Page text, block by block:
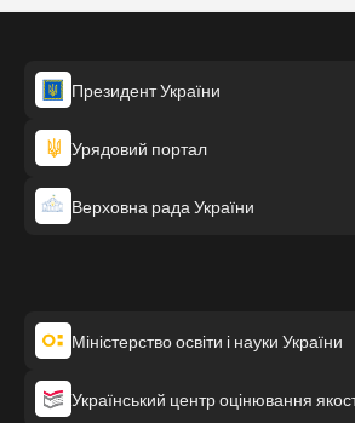
Президент України
Урядовий портал
Верховна рада України
Міністерство освіти і науки України
Український центр оцінювання